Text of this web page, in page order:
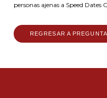
personas ajenas a Speed
REGRESAR A